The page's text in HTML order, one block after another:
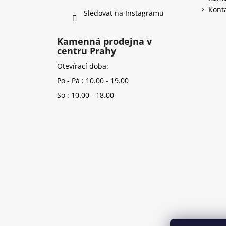
Sledovat na Instagramu
Kamenná prodejna v
centru Prahy
Otevírací doba:
Po - Pá : 10.00 - 19.00
So : 10.00 - 18.00